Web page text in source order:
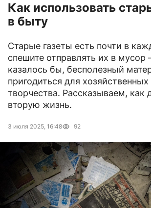
Как использовать
в быту
Старые газеты есть почти в
спешите отправлять их в мусор
казалось бы, бесполезный
пригодиться для
творчества. Рассказываем, как
вторую жизнь.
3 июля 2025, 16:48 92